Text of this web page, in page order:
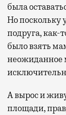
Современный
с собой не
А ожидание
не в
спокойно
активности
забронировать
была
Но поскольку
подруга, как-
было взять
неожиданное
А вырос и
площади,